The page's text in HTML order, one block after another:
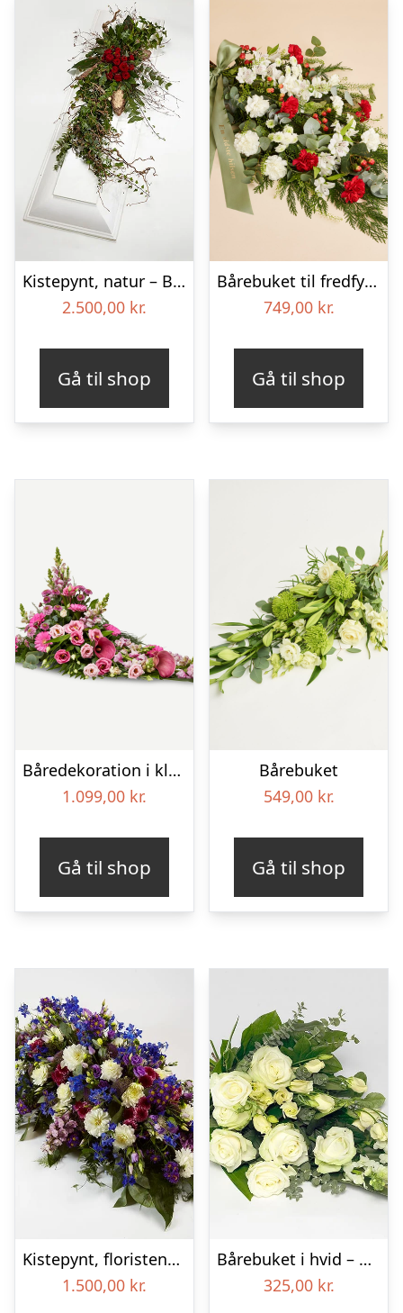
Kistepynt, natur – Blomster til begravelse
2.500,00 kr.
Gå til shop
Bårebuket til fredfyldt kærlighed med bånd
749,00 kr.
Gå til shop
Båredekoration i klassisk stil – pink
1.099,00 kr.
Gå til shop
Bårebuket
549,00 kr.
Gå til shop
Kistepynt, floristens valg – Blomster til begravelse
1.500,00 kr.
Bårebuket i hvid – Blomster til begravelse
325,00 kr.